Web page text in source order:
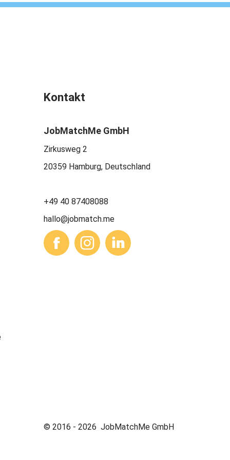
Kontakt
JobMatchMe GmbH
Zirkusweg 2
20359 Hamburg, Deutschland
+49 40 87408088
hallo@jobmatch.me
© 2016 - 2026 JobMatchMe GmbH